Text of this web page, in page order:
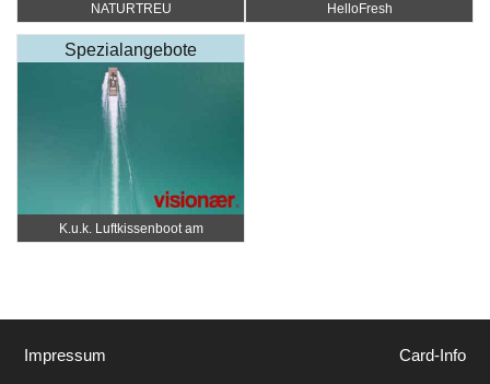
NATURTREU HelloFresh
Spezialangebote
K.u.k. Luftkissenboot am
Impressum Card-Info